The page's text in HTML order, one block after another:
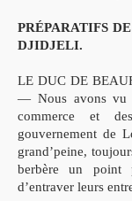
PRÉPARATIFS
DJIDJELI.
LE DUC DE
— Nous avons vu
commerce et
gouvernement de
grand’peine,
berbère un point
d’entraver leurs